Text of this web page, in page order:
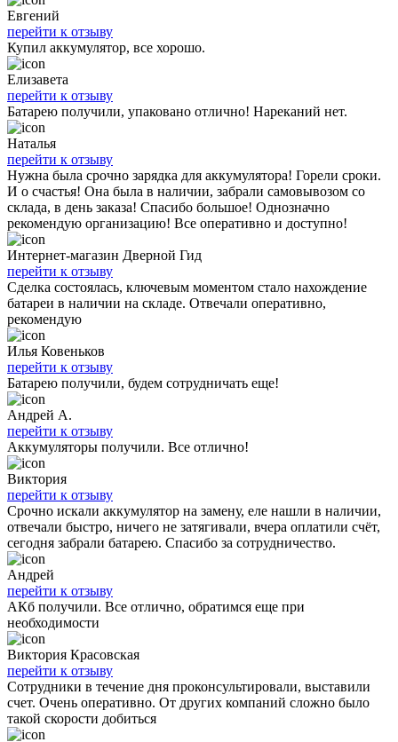
Евгений
перейти к отзыву
Купил аккумулятор, все хорошо.
Елизавета
перейти к отзыву
Батарею получили, упаковано отлично! Нареканий нет.
Наталья
перейти к отзыву
Нужна была срочно зарядка для аккумулятора! Горели сроки.
И о счастья! Она была в наличии, забрали самовывозом со
склада, в день заказа! Спасибо большое! Однозначно
рекомендую организацию! Все оперативно и доступно!
Интернет-магазин Дверной Гид
перейти к отзыву
Сделка состоялась, ключевым моментом стало нахождение
батареи в наличии на складе. Отвечали оперативно,
рекомендую
Илья Ковеньков
перейти к отзыву
Батарею получили, будем сотрудничать еще!
Андрей А.
перейти к отзыву
Аккумуляторы получили. Все отлично!
Виктория
перейти к отзыву
Срочно искали аккумулятор на замену, еле нашли в наличии,
отвечали быстро, ничего не затягивали, вчера оплатили счёт,
сегодня забрали батарею. Спасибо за сотрудничество.
Андрей
перейти к отзыву
АКб получили. Все отлично, обратимся еще при
необходимости
Виктория Красовская
перейти к отзыву
Сотрудники в течение дня проконсультировали, выставили
счет. Очень оперативно. От других компаний сложно было
такой скорости добиться